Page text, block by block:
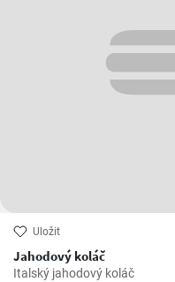
Uložit
Jahodový koláč
Italský jahodový koláč